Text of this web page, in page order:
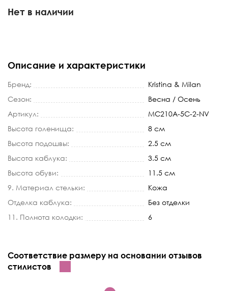
Нет в наличии
Описание и характеристики
Бренд:
Kristina & Milan
Сезон:
Весна / Осень
Артикул:
MC210A-5C-2-NV
Высота голенища:
8 см
Высота подошвы:
2.5 см
Высота каблука:
3.5 см
Высота обуви:
11.5 см
9. Материал стельки:
Кожа
Отделка каблука:
Без отделки
11. Полнота колодки:
6
Соответствие размеру на основании отзывов
стилистов